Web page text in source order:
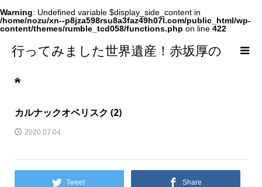
Warning: Undefined variable $display_side_content in
/home/nozu/xn--p8jza598rsu8a3faz49h07l.com/public_html/wp-
content/themes/rumble_tcd058/functions.php on line 422
行ってみました世界遺産！赤坂厚の
world Heritage
カルナックオベリスク (2)
2020.07.04
Tweet Share